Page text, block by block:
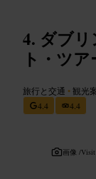
ダブ
ト・ツ
旅行と交通 • 観光
4.4
4.4
画像 /